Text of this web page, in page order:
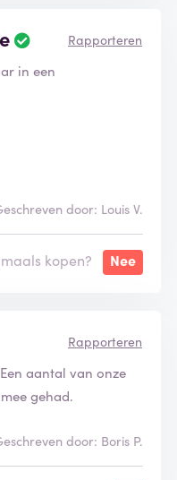
Rapporteren
in een
door: Louis V.
kopen? Nee
Rapporteren
aantal van onze
gehad.
door: Boris P.